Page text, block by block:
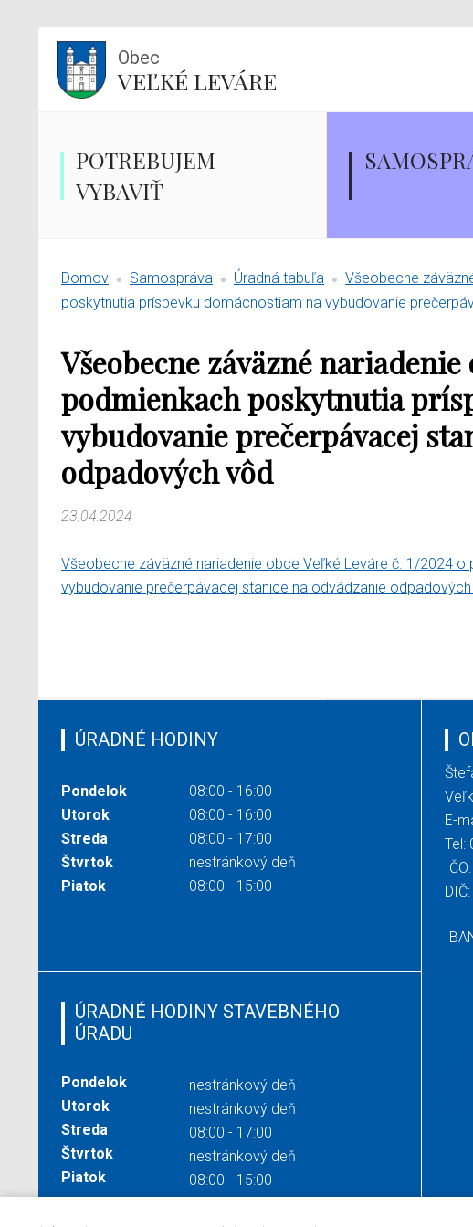
Obec
VEĽKÉ LEVÁRE
POTREBUJEM
VYBAVIŤ
Domov Samospráva Úradná tabuľa
Všeobecne
poskytnutia príspevku domácnostiam na vybudovanie
Všeobecne záväzné nariadenie
podmienkach poskytnutia
vybudovanie prečerpávacej
odpadových vôd
23.04.2024
Všeobecne záväzné nariadenie obce Veľké Leváre č. 1/2024
vybudovanie prečerpávacej stanice na odvádzanie
ÚRADNÉ HODINY
Pondelok
08:00 - 16:00
Utorok
08:00 - 16:00
Streda
08:00 - 17:00
Štvrtok
nestránkový deň
Piatok
08:00 - 15:00
ÚRADNÉ HODINY STAVEBNÉHO
ÚRADU
Pondelok
nestránkový deň
Utorok
nestránkový deň
Streda
08:00 - 17:00
Štvrtok
nestránkový deň
Piatok
08:00 - 15:00
E-
Tel: